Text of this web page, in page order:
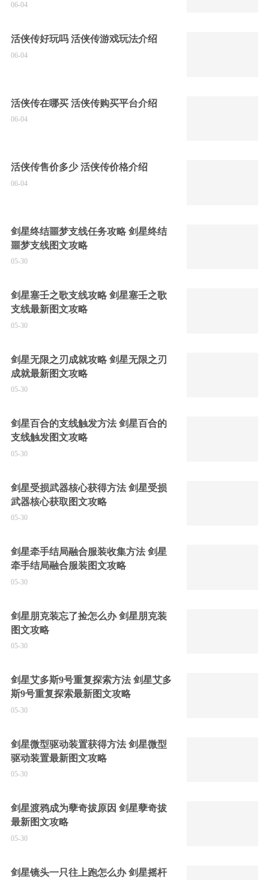
06-04
活侠传好玩吗 活侠传游戏玩法介绍
06-04
活侠传在哪买 活侠传购买平台介绍
06-04
活侠传售价多少 活侠传价格介绍
06-04
剑星终结噩梦支线任务攻略 剑星终结
噩梦支线图文攻略
05-30
剑星塞壬之歌支线攻略 剑星塞壬之歌
支线最新图文攻略
05-30
剑星无限之刃成就攻略 剑星无限之刃
成就最新图文攻略
05-30
剑星百合的支线触发方法 剑星百合的
支线触发图文攻略
05-30
剑星受损武器核心获得方法 剑星受损
武器核心获取图文攻略
05-30
剑星牵手结局融合服装收集方法 剑星
牵手结局融合服装图文攻略
05-30
剑星朋克装忘了捡怎么办 剑星朋克装
图文攻略
05-30
剑星艾多斯9号重复探索方法 剑星艾多
斯9号重复探索最新图文攻略
05-30
剑星微型驱动装置获得方法 剑星微型
驱动装置最新图文攻略
05-30
剑星渡鸦成为孽奇拔原因 剑星孽奇拔
最新图文攻略
05-30
剑星镜头一只往上跑怎么办 剑星摇杆